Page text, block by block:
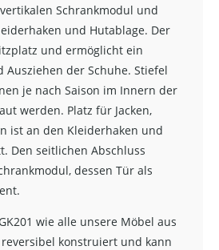
Schrankmodul und
und Hutablage. Der
und ermöglicht ein
Ausziehen der Schuhe. Stiefel
je nach Saison im Innern der
werden. Platz für Jacken,
ist an den Kleiderhaken und
Den seitlichen Abschluss
dessen Tür als
wie alle unsere Möbel aus
reversibel konstruiert und kann